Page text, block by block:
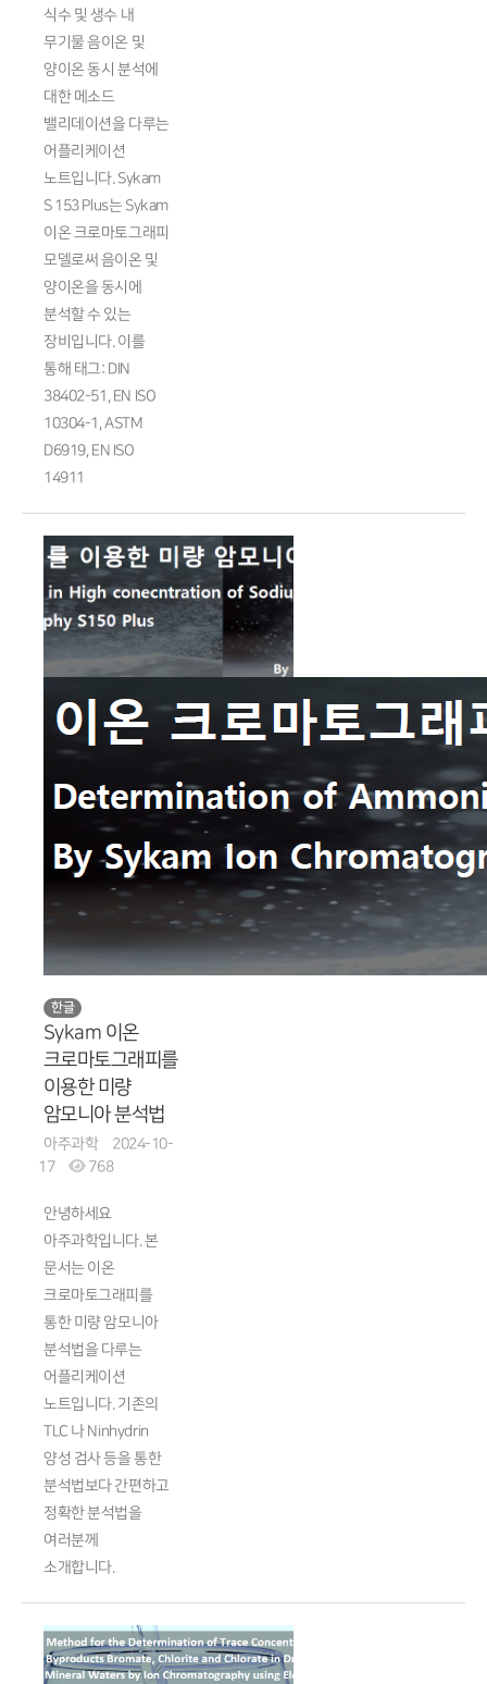
식수 및 생수 내
무기물 음이온 및
양이온 동시 분석에
대한 메소드
밸리데이션을 다루는
어플리케이션
노트입니다. Sykam
S 153 Plus는 Sykam
이온 크로마토그래피
모델로써 음이온 및
양이온을 동시에
분석할 수 있는
장비입니다. 이를
통해 태그: DIN
38402-51, EN ISO
10304-1, ASTM
D6919, EN ISO
14911
한글
Sykam 이온
크로마토그래피를
이용한 미량
암모니아 분석법
아주과학
2024-10-
17
768
안녕하세요
아주과학입니다. 본
문서는 이온
크로마토그래피를
통한 미량 암모니아
분석법을 다루는
어플리케이션
노트입니다. 기존의
TLC 나 Ninhydrin
양성 검사 등을 통한
분석법보다 간편하고
정확한 분석법을
여러분께
소개합니다.